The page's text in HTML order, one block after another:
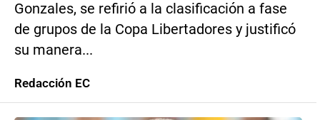
Gonzales, se refirió a la clasificación a fase
de grupos de la Copa Libertadores y justificó
su manera...
Redacción EC